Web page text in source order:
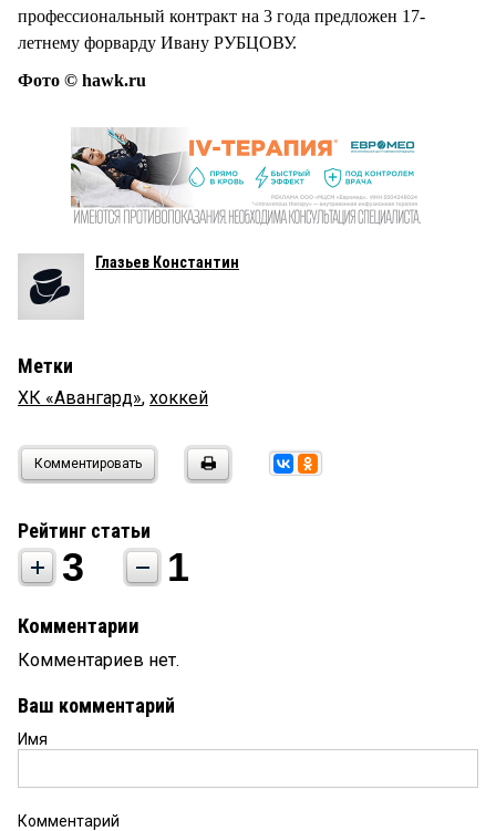
профессиональный контракт на 3 года предложен 17-
летнему форварду Ивану РУБЦОВУ.
Фото © hawk.ru
Глазьев Константин
Метки
ХК «Авангард», хоккей
Комментировать
Рейтинг статьи
3 1
Комментарии
Комментариев нет.
Ваш комментарий
Имя
Комментарий